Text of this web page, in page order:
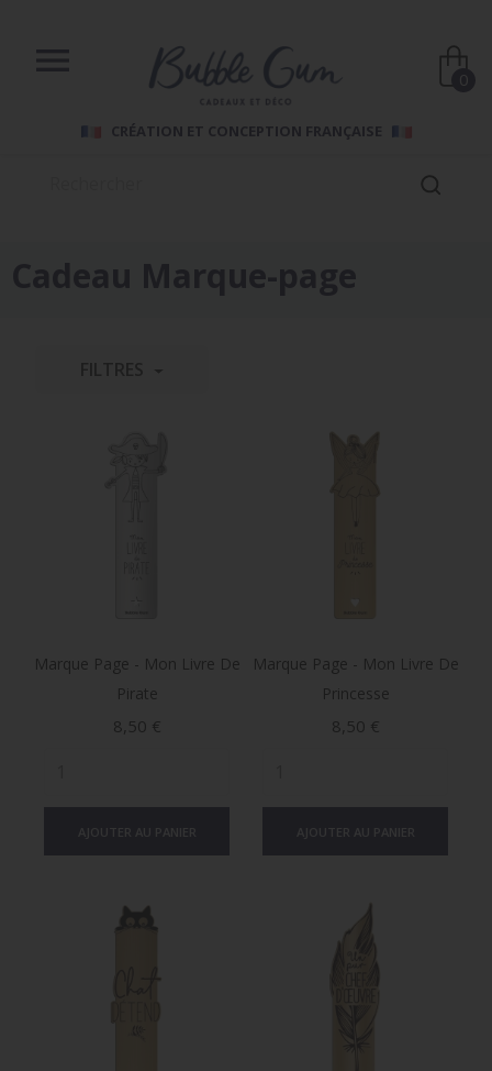
 0
CRÉATION ET CONCEPTION FRANÇAISE
Marque Page - Mon Livre De
Pirate
Prix
8,50 €
Marque Page - Mon Livre De
Princesse
Prix
8,50 €